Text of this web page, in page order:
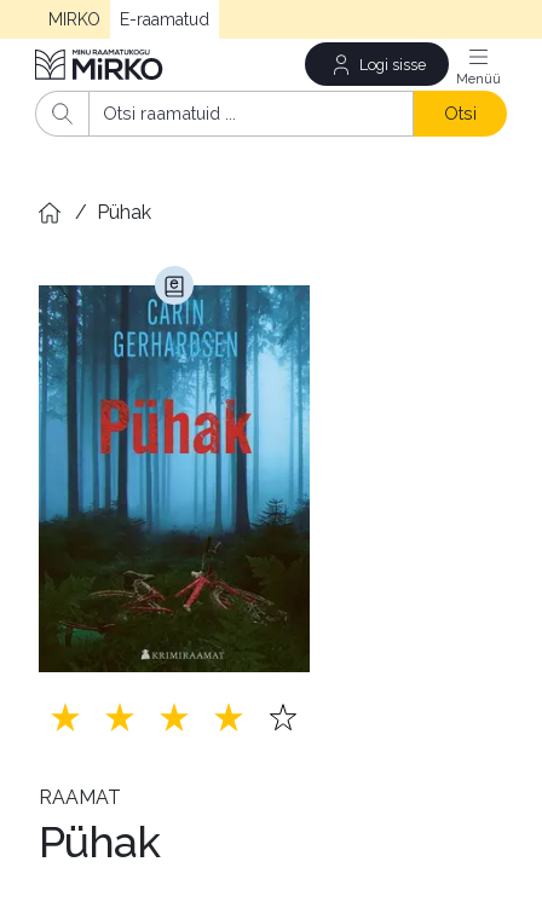
MIRKO E-raamatud
Logi sisse
Otsi
/ Pühak
RAAMAT
Pühak